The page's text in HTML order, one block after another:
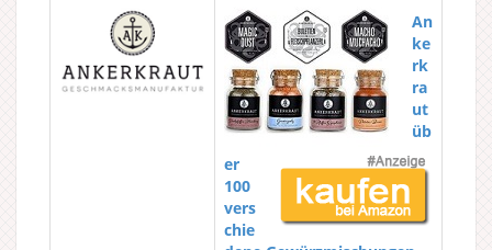
An
ke
rk
ra
ut
üb
er
100
vers
chie